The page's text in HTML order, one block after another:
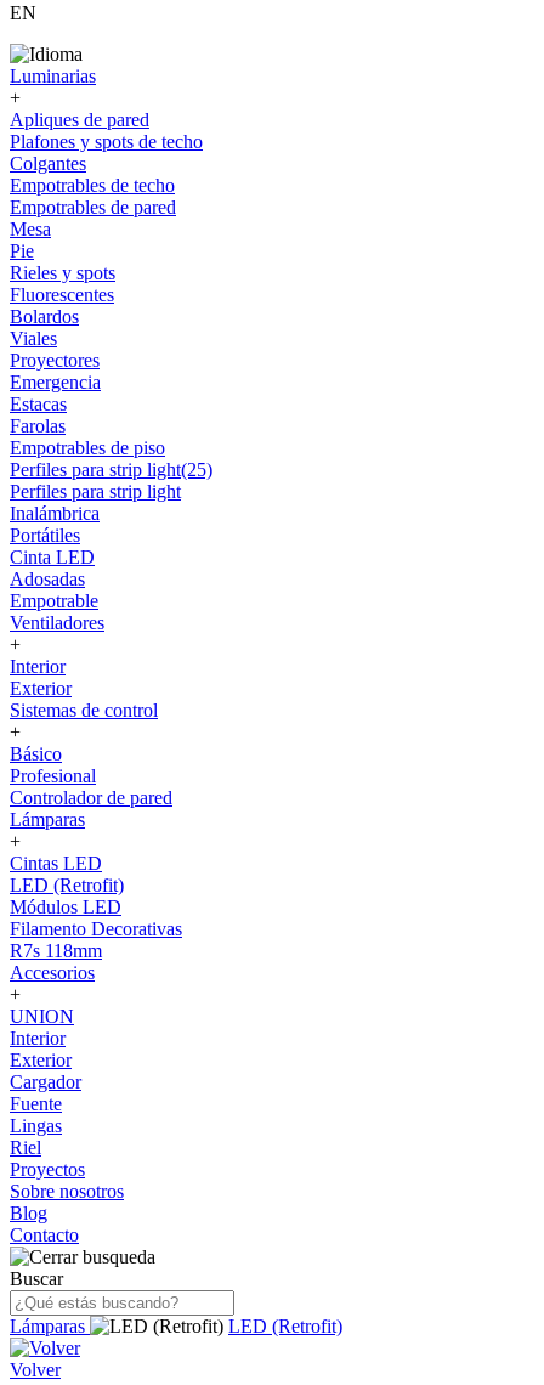
EN
Luminarias
+
Apliques de pared
Plafones y spots de techo
Colgantes
Empotrables de techo
Empotrables de pared
Mesa
Pie
Rieles y spots
Fluorescentes
Bolardos
Viales
Proyectores
Emergencia
Estacas
Farolas
Empotrables de piso
Perfiles para strip light(25)
Perfiles para strip light
Inalámbrica
Portátiles
Cinta LED
Adosadas
Empotrable
Ventiladores
+
Interior
Exterior
Sistemas de control
+
Básico
Profesional
Controlador de pared
Lámparas
+
Cintas LED
LED (Retrofit)
Módulos LED
Filamento Decorativas
R7s 118mm
Accesorios
+
UNION
Interior
Exterior
Cargador
Fuente
Lingas
Riel
Proyectos
Sobre nosotros
Blog
Contacto
Buscar
Lámparas LED (Retrofit)
Volver